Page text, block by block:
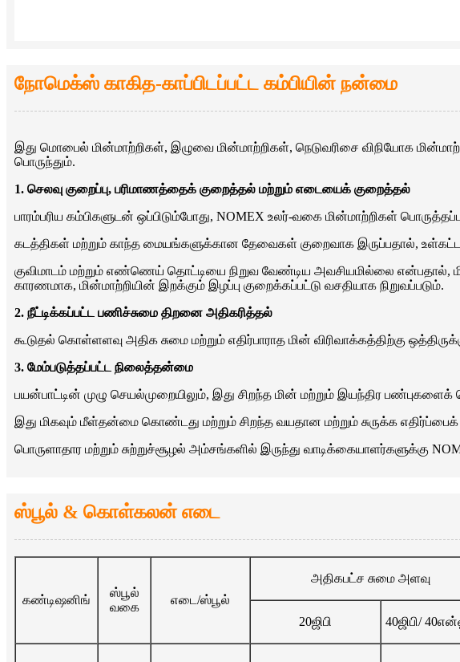
நோமெக்ஸ் காகித-காப்பிடப்பட்ட கம்பியின் நன்மை
இது மொபைல் மின்மாற்றிகள், இழுவை மின்மாற்றிகள், நெடுவரிசை விநியோக
பொருந்தும்.
1. செலவு குறைப்பு, பரிமாணத்தைக் குறைத்தல் மற்றும் எடையைக் குறைத்தல்
பாரம்பரிய கம்பிகளுடன் ஒப்பிடும்போது, ​​NOMEX உலர்-வகை மின்மாற்றிகள்
கடத்திகள் மற்றும் காந்த மையங்களுக்கான தேவைகள் குறைவாக இருப்பதால்,
குவிமாடம் மற்றும் எண்ணெய் தொட்டியை நிறுவ வேண்டிய அவசியமில்லை என்பதால்,
காரணமாக, மின்மாற்றியின் இறக்கும் இழப்பு குறைக்கப்பட்டு வசதியாக நிறுவப்படும்.
2. நீட்டிக்கப்பட்ட பணிச்சுமை திறனை அதிகரித்தல்
கூடுதல் கொள்ளளவு அதிக சுமை மற்றும் எதிர்பாராத மின் விரிவாக்கத்திற்கு
3. மேம்படுத்தப்பட்ட நிலைத்தன்மை
பயன்பாட்டின் முழு செயல்முறையிலும், இது சிறந்த மின் மற்றும் இயந்திர
இது மிகவும் மீள்தன்மை கொண்டது மற்றும் சிறந்த வயதான மற்றும் சுருக்க
பொருளாதார மற்றும் சுற்றுச்சூழல் அம்சங்களில் இருந்து வாடிக்கையாளர்களுக்கு
ஸ்பூல் & கொள்கலன் எடை
கண்டிஷனிங்
ஸ்பூல்
வகை
எடை/ஸ்பூல்
அதிகபட்ச சுமை அளவு
20ஜிபி 40ஜிபி/